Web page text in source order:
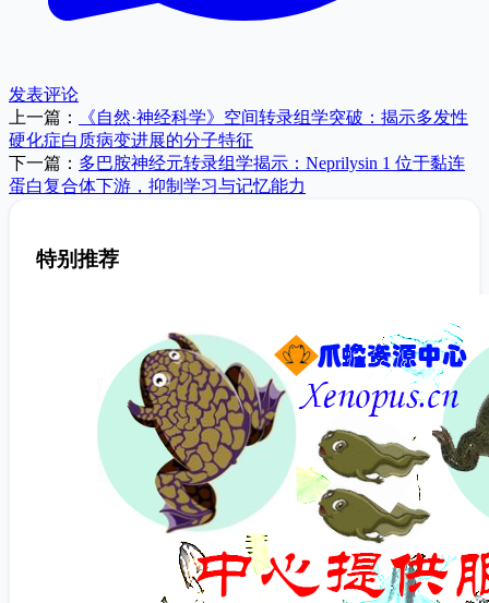
发表评论
上一篇：
《自然·神经科学》空间转录组学突破：揭示多发性
硬化症白质病变进展的分子特征
下一篇： 多巴胺神经元转录组学揭示：Neprilysin 1 位于黏连
蛋白复合体下游，抑制学习与记忆能力
特别推荐